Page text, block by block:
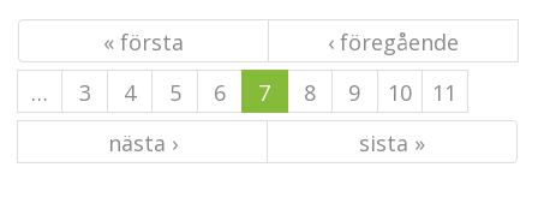
« första
‹ föregående
…
3 4 5 6 7 8 9 10
11
nästa ›
sista »